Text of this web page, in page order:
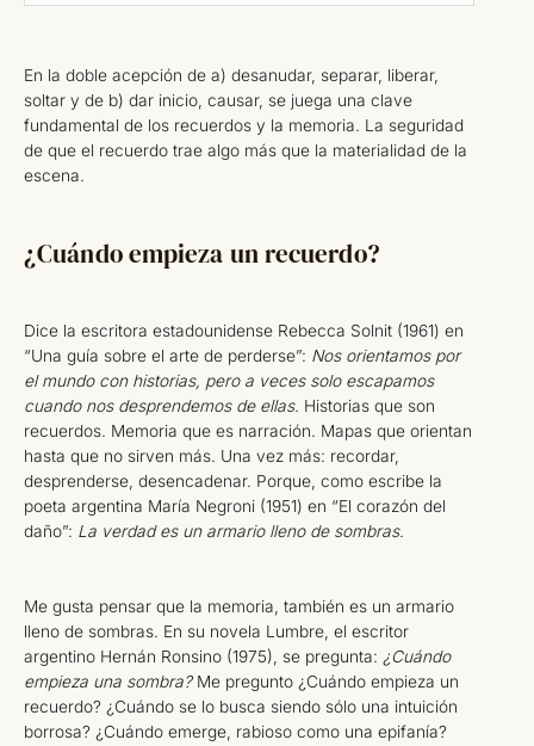
En la doble acepción de a) desanudar, separar, liberar,
soltar y de b) dar inicio, causar, se juega una clave
fundamental de los recuerdos y la memoria. La seguridad
de que el recuerdo trae algo más que la materialidad de la
escena.
¿Cuándo empieza un recuerdo?
Dice la escritora estadounidense Rebecca Solnit (1961) en
“Una guía sobre el arte de perderse”: Nos orientamos por
el mundo con historias, pero a veces solo escapamos
cuando nos desprendemos de ellas. Historias que son
recuerdos. Memoria que es narración. Mapas que orientan
hasta que no sirven más. Una vez más: recordar,
desprenderse, desencadenar. Porque, como escribe la
poeta argentina María Negroni (1951) en “El corazón del
daño”: La verdad es un armario lleno de sombras.
Me gusta pensar que la memoria, también es un armario
lleno de sombras. En su novela Lumbre, el escritor
argentino Hernán Ronsino (1975), se pregunta: ¿Cuándo
empieza una sombra?Me pregunto ¿Cuándo empieza un
recuerdo? ¿Cuándo se lo busca siendo sólo una intuición
borrosa? ¿Cuándo emerge, rabioso como una epifanía?